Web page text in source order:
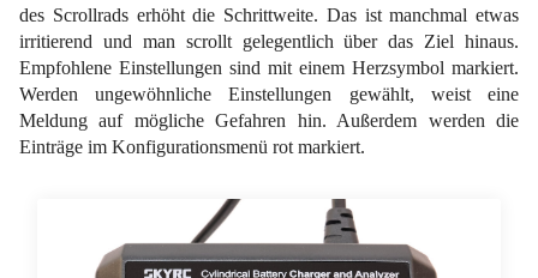
des Scrollrads erhöht die Schrittweite. Das ist manchmal etwas
irritierend und man scrollt gelegentlich über das Ziel hinaus.
Empfohlene Einstellungen sind mit einem Herzsymbol markiert.
Werden ungewöhnliche Einstellungen gewählt, weist eine
Meldung auf mögliche Gefahren hin. Außerdem werden die
Einträge im Konfigurationsmenü rot markiert.